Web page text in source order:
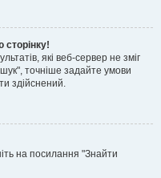
які веб-сервер не зміг
точніше задайте умови
здійснений.
на посилання "Знайти